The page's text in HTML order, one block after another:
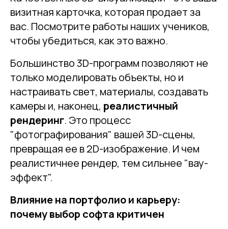
визитная карточка, которая продает за
вас. Посмотрите работы наших учеников,
чтобы убедиться, как это важно.
Большинство 3D-программ позволяют не
только моделировать объекты, но и
настраивать свет, материалы, создавать
камеры и, наконец, реалистичный
рендеринг. Это процесс
"фотографирования" вашей 3D-сцены,
превращая ее в 2D-изображение. И чем
реалистичнее рендер, тем сильнее "вау-
эффект".
Влияние на портфолио и карьеру:
почему выбор софта критичен